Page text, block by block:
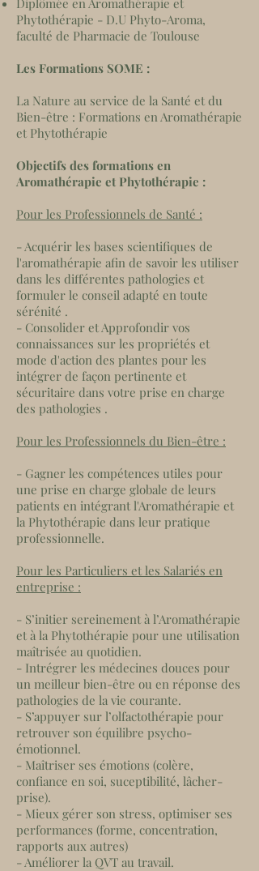
Diplômée en Aromathérapie et
Phytothérapie - D.U Phyto-Aroma,
faculté de Pharmacie de Toulouse
Les Formations SOME :
La Nature au service de la Santé et du
Bien-être : Formations en Aromathérapie
et Phytothérapie
Objectifs des formations en
Aromathérapie et Phytothérapie :
Pour les Professionnels de Santé :
- Acquérir les bases scientifiques de
l'aromathérapie afin de savoir les utiliser
dans les différentes pathologies et
formuler le conseil adapté en toute
sérénité .
- Consolider et Approfondir vos
connaissances sur les propriétés et
mode d'action des plantes pour les
intégrer de façon pertinente et
sécuritaire dans votre prise en charge
des pathologies .
Pour les Professionnels du Bien-être :
- Gagner les compétences utiles pour
une prise en charge globale de leurs
patients en intégrant l'Aromathérapie et
la Phytothérapie dans leur pratique
professionnelle.
Pour les Particuliers et les Salariés en
entreprise :
- S’initier sereinement à l’Aromathérapie
et à la Phytothérapie pour une utilisation
maîtrisée au quotidien.
- Intrégrer les médecines douces pour
un meilleur bien-être ou en réponse des
pathologies de la vie courante.
- S’appuyer sur l’olfactothérapie pour
retrouver son équilibre psycho-
émotionnel.
- Maîtriser ses émotions (colère,
confiance en soi, suceptibilité, lâcher-
prise).
- Mieux gérer son stress, optimiser ses
performances (forme, concentration,
rapports aux autres)
- Améliorer la QVT au travail.